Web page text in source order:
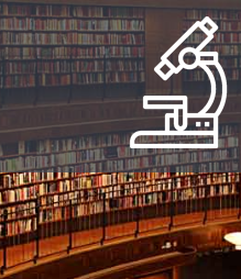
Skip
to
content